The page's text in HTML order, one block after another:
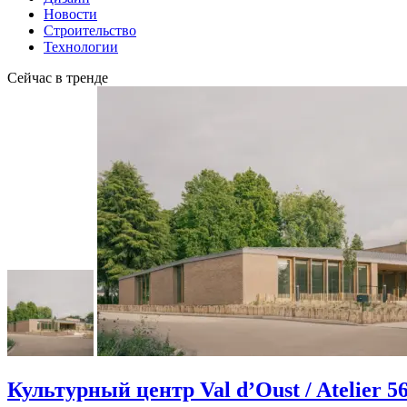
Новости
Строительство
Технологии
Сейчас в тренде
Культурный центр Val d’Oust / Atelier